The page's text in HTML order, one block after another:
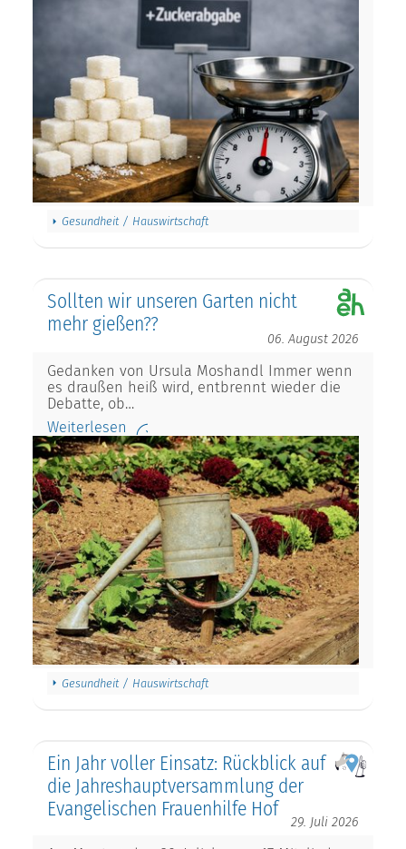
Gesundheit / Hauswirtschaft
Sollten wir unseren Garten nicht
mehr gießen??
06. August 2026
Gedanken von Ursula Moshandl Immer wenn
es draußen heiß wird, entbrennt wieder die
Debatte, ob…
Weiterlesen
Gesundheit / Hauswirtschaft
Ein Jahr voller Einsatz: Rückblick auf
die Jahreshauptversammlung der
Evangelischen Frauenhilfe Hof
29. Juli 2026